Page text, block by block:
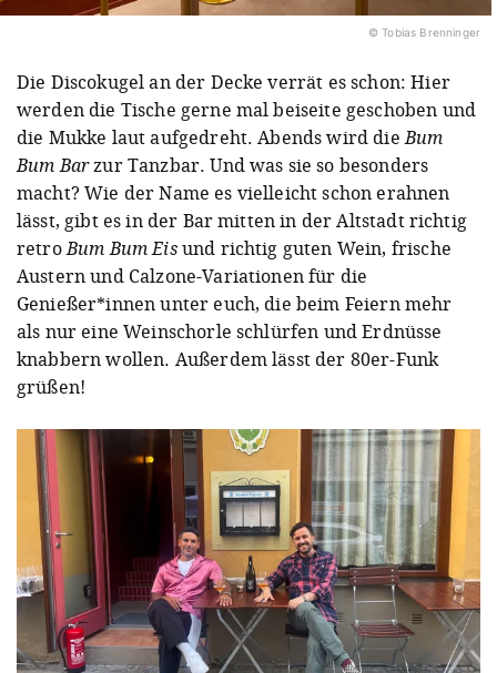
© Tobias Brenninger
Die Discokugel an der Decke verrät es schon: Hier
werden die Tische gerne mal beiseite geschoben und
die Mukke laut aufgedreht. Abends wird dieBum
Bum Barzur Tanzbar. Und was sie so besonders
macht? Wie der Name es vielleicht schon erahnen
lässt, gibt es in der Bar mitten in der Altstadt richtig
retroBum Bum Eisund richtig guten Wein, frische
Austern und Calzone-Variationen für die
Genießer*innen unter euch, die beim Feiern mehr
als nur eine Weinschorle schlürfen und Erdnüsse
knabbern wollen. Außerdem lässt der 80er-Funk
grüßen!